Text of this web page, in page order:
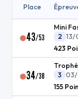
Place
43/53
Mini
2
423
34/38
3
155